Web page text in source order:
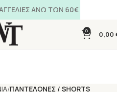
0 0,00
ΠΑΝΤΕΛΟΝΕΣ / SHORTS
ΑΝΩ ΤΩΝ 60€